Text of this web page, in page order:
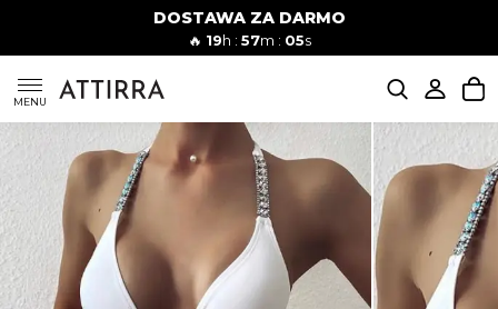
DOSTAWA ZA DARMO
🔥 19h : 57m : 04s
MENU
Mężczyźni
SUKIENKI
KOMPLETY
KOMBINEZONY